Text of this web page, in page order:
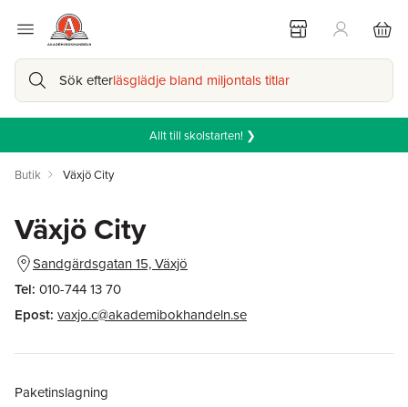
Sök efterläsglädje bland miljontals titlar
Allt till skolstarten! ❯
Butik Växjö City
Växjö City
Sandgärdsgatan 15, Växjö
Tel: 010-744 13 70
Epost: vaxjo.c@akademibokhandeln.se
Paketinslagning